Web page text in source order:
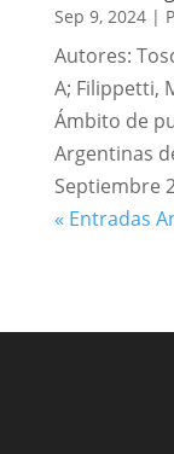
Sep 9, 2024|
Autores:
A; Filippetti,
Ámbito de
Argentinas
Septiembre
« Entradas